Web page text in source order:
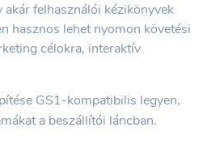
felhasználói kézikönyvek
hasznos lehet nyomon követési
célokra, interaktív
GS1-kompatibilis legyen,
a beszállítói láncban.